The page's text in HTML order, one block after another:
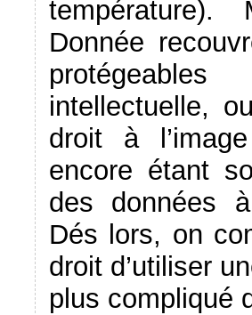
Donnée
intellectuelle,
droit à
encore étant
des données
Dés lors, on
droit d’utiliser
plus compliqué